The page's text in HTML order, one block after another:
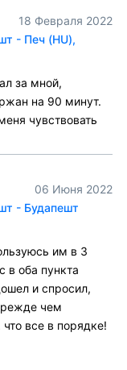
18 Февраля 2022
- Печ (HU),
за мной,
на 90 минут.
чувствовать
06 Июня 2022
- Будапешт
им в 3
в оба пункта
и спросил,
чем
все в порядке!